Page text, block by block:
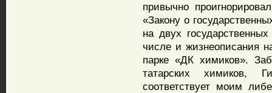
привычно
«Закону о
на двух
числе и жизнеописания
парке «ДК химиков».
татарских химиков,
соответствует моим